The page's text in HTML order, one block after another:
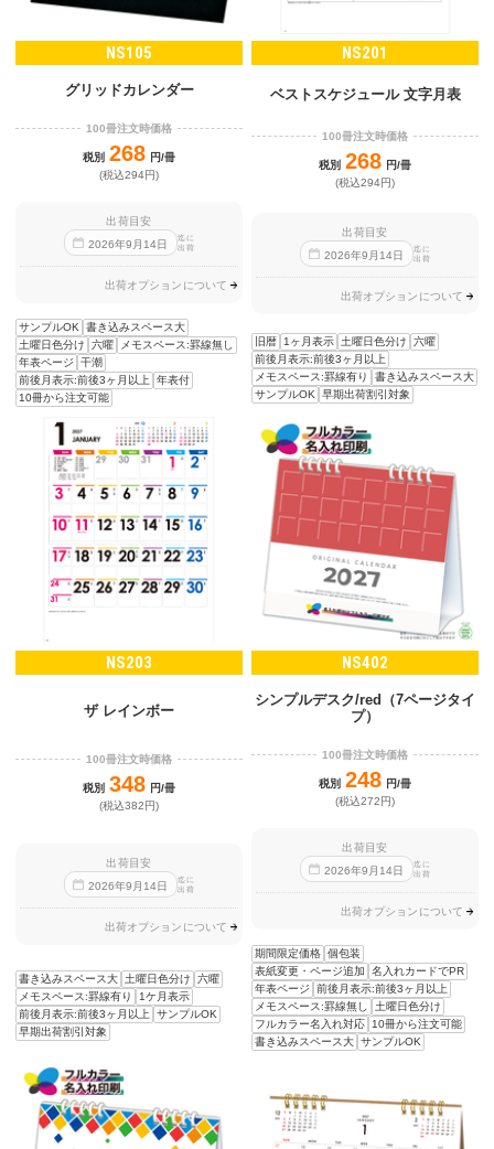
NS105
グリッドカレンダー
100冊注文時価格
税別 268 円/冊
(税込294円)
出荷目安
2026年9 月14日
迄に
出荷
出荷オプションについて
サンプルOK 書き込みスペース大
土曜日色分け
六曜
メモスペース:罫線無し
年表ページ
干潮
前後月表示:前後3ヶ月以上 年表付
10冊から注文可能
NS201
ベストスケジュール 文字月表
100冊注文時価格
税別 268 円/冊
(税込294円)
出荷目安
2026年9 月 14日
迄に
出荷
出荷オプションについて
旧暦 1ヶ月表示 土曜日色分け
六曜
前後月表示:前後3ヶ月以上
メモスペース:罫線有り
書き込みスペース大
サンプルOK
早期出荷割引対象
NS203
ザ レインボー
100冊注文時価格
税別 348 円/冊
(税込382円)
出荷目安
2026年9 月 14日
迄に
出荷
出荷オプションについて
書き込みスペース大 土曜日色分け
六曜
メモスペース:罫線有り
1ケ月表示
前後月表示:前後3ヶ月以上
サンプルOK
早期出荷割引対象
NS402
シンプルデスク/red（7ページタイ
プ）
100冊注文時価格
税別 248 円/冊
(税込272円)
出荷目安
2026年9 月14日
迄に
出荷
出荷オプションについて
期間限定価格 個包装
表紙変更・ページ追加
名入れカードでPR
年表ページ
前後月表示:前後3ヶ月以上
メモスペース:罫線無し
土曜日色分け
フルカラー名入れ対応 10冊から注文可能
書き込みスペース大 サンプルOK